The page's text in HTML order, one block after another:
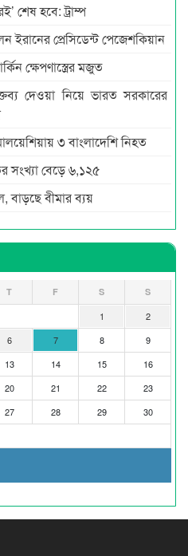
শেষ হবে: ট্রাম্প
ইরানের প্রেসিডেন্ট পেজেশকিয়ান
ক্ষেপণাস্ত্রের মজুত
দেওয়া নিয়ে ভারত সরকারের
৩ বাংলাদেশি নিহত
সংখ্যা বেড়ে ৬,১২৫
বাড়ছে বীমার ব্যয়
T F S S
1
2
6 7 8
9
13 14 15
16
20 21 22
23
27 28 29
30